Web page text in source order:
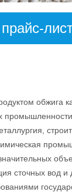
сточных вод и